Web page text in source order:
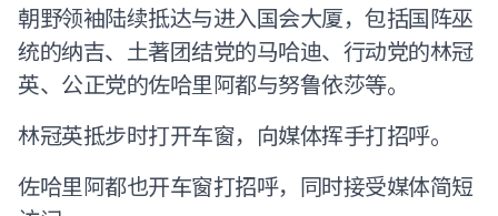
朝野领袖陆续抵达与进入国会大厦，包括国阵巫
统的纳吉、土著团结党的马哈迪、行动党的林冠
英、公正党的佐哈里阿都与努鲁依莎等。
林冠英抵步时打开车窗，向媒体挥手打招呼。
佐哈里阿都也开车窗打招呼，同时接受媒体简短